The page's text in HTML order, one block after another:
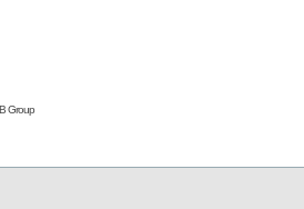
Group